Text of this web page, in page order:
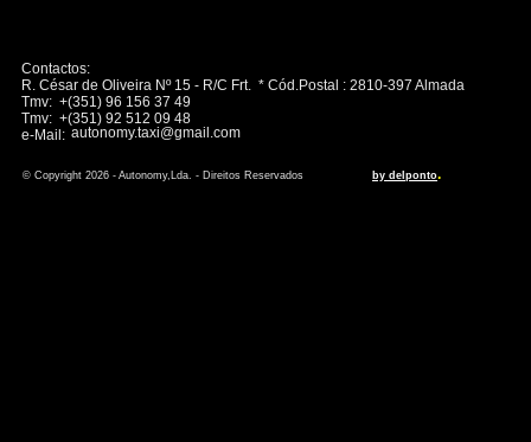
Contactos:
R. César de Oliveira Nº 15 - R/C Frt. * Cód.Postal : 2810-397 Almada
Tmv: +(351) 96 156 37 49
Tmv: +(351) 92 512 09 48
e-Mail:
© Copyright 2026 - Autonomy,Lda. - Direitos Reservados by delponto.
autonomy.taxi@gmail.com